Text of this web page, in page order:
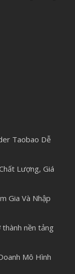
Taobao Dễ
Lượng, Giá
Gia Và Nhập
nền tảng
Mô Hình